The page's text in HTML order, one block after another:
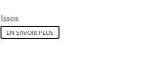
Issos
EN SAVOIR PLUS